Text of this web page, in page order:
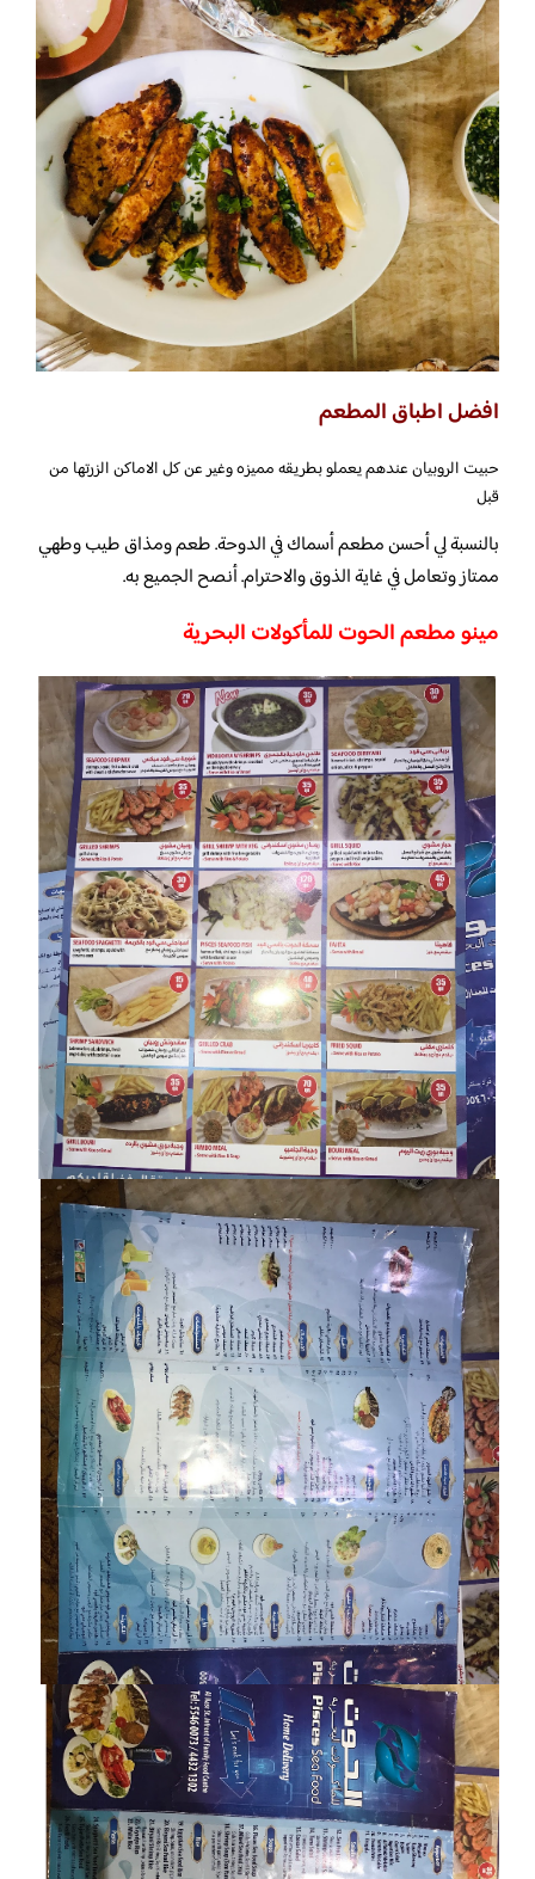
افضل اطباق المطعم
حبيت الروبيان عندهم يعملو بطريقه مميزه وغير عن كل الاماكن الزرتها من
قبل
بالنسبة لي أحسن مطعم أسماك في الدوحة. طعم ومذاق طيب وطهي
ممتاز وتعامل في غاية الذوق والاحترام. أنصح الجميع به.
مينو مطعم الحوت للمأكولات البحرية